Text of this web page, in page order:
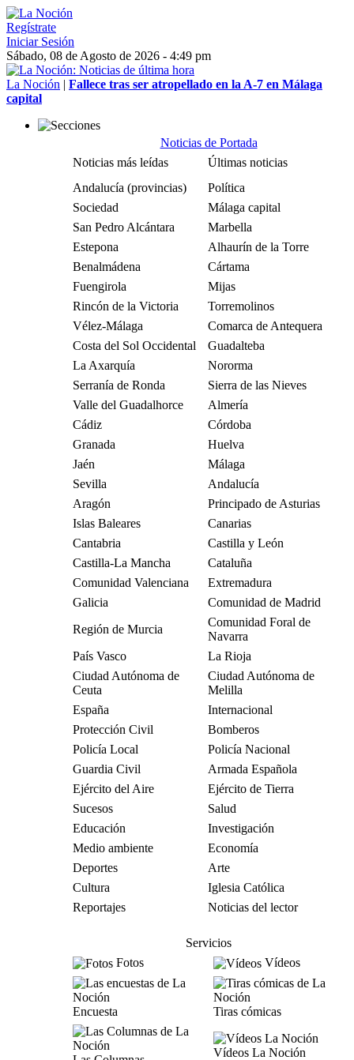
Regístrate
Iniciar Sesión
Sábado, 08 de Agosto de 2026 - 4:49 pm
La Noción | Fallece tras ser atropellado en la A-7 en Málaga
capital
Noticias de Portada
Noticias más leídas
Últimas noticias
Andalucía (provincias)
Política
Sociedad
Málaga capital
San Pedro Alcántara
Marbella
Estepona
Alhaurín de la Torre
Benalmádena
Cártama
Fuengirola
Mijas
Rincón de la Victoria
Torremolinos
Vélez-Málaga
Comarca de Antequera
Costa del Sol Occidental
Guadalteba
La Axarquía
Nororma
Serranía de Ronda
Sierra de las Nieves
Valle del Guadalhorce
Almería
Cádiz
Córdoba
Granada
Huelva
Jaén
Málaga
Sevilla
Andalucía
Aragón
Principado de Asturias
Islas Baleares
Canarias
Cantabria
Castilla y León
Castilla-La Mancha
Cataluña
Comunidad Valenciana
Extremadura
Galicia
Comunidad de Madrid
Región de Murcia
Comunidad Foral de
Navarra
País Vasco
La Rioja
Ciudad Autónoma de
Ceuta
Ciudad Autónoma de
Melilla
España
Internacional
Protección Civil
Bomberos
Policía Local
Policía Nacional
Guardia Civil
Armada Española
Ejército del Aire
Ejército de Tierra
Sucesos
Salud
Educación
Investigación
Medio ambiente
Economía
Deportes
Arte
Cultura
Iglesia Católica
Reportajes
Noticias del lector
Servicios
Fotos
Vídeos
Encuesta Tiras cómicas
Vídeos La Noción